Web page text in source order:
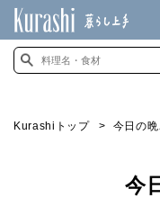
Kurashiトップ 今日の
今